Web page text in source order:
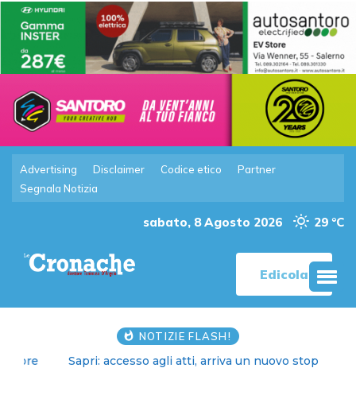
Advertising Disclaimer Codice etico
Partner
Segnala Notizia
sabato, 8 Agosto 2026 29 °C
Edicola
NOTIZIE FLASH!
Sapri: accesso agli atti, arriva un nuovo stop